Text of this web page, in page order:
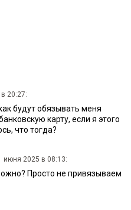
20:27:
будут обязывать меня
карту, если я этого
что тогда?
июня 2025 в 08:13:
Просто не привязываем